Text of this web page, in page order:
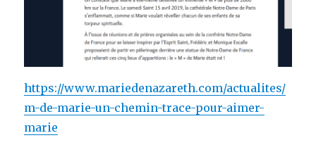
https://www.mariedenazareth.com/actualites/
m-de-marie-un-chemin-trace-pour-aimer-
marie